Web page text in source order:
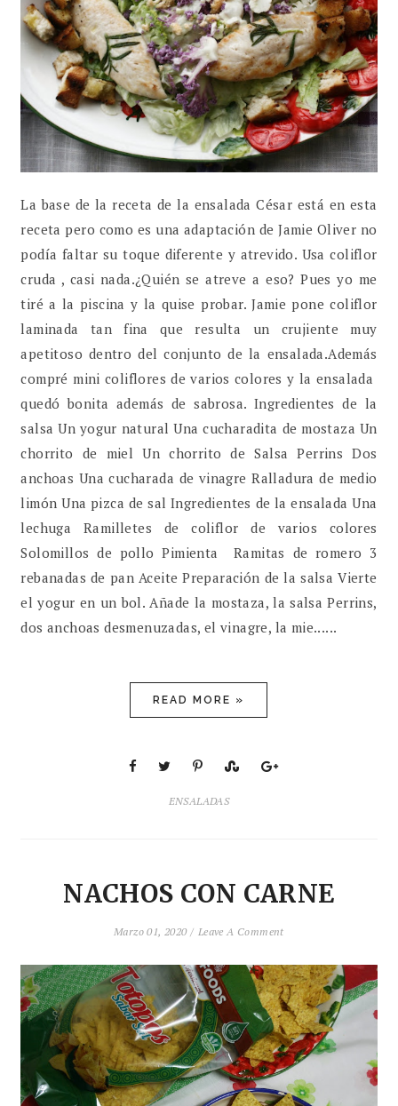
La base de la receta de la ensalada César está en esta
receta pero como es una adaptación de Jamie Oliver no
podía faltar su toque diferente y atrevido. Usa coliflor
cruda , casi nada.¿Quién se atreve a eso? Pues yo me
tiré a la piscina y la quise probar. Jamie pone coliflor
laminada tan fina que resulta un crujiente muy
apetitoso dentro del conjunto de la ensalada.Además
compré mini coliflores de varios colores y la ensalada
quedó bonita además de sabrosa. Ingredientes de la
salsa Un yogur natural Una cucharadita de mostaza Un
chorrito de miel Un chorrito de Salsa Perrins Dos
anchoas Una cucharada de vinagre Ralladura de medio
limón Una pizca de sal Ingredientes de la ensalada Una
lechuga Ramilletes de coliflor de varios colores
Solomillos de pollo Pimienta Ramitas de romero 3
rebanadas de pan Aceite Preparación de la salsa Vierte
el yogur en un bol. Añade la mostaza, la salsa Perrins,
dos anchoas desmenuzadas, el vinagre, la mie......
READ MORE »
ENSALADAS
NACHOS CON CARNE
Marzo 01, 2020 / Leave A Comment